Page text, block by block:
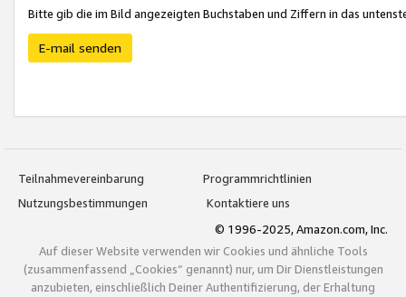
Bitte gib die im Bild angezeigten Buchstaben und Ziffern in das
E-mail senden
Teilnahmevereinbarung
Programmrichtlinien
Nutzungsbestimmungen
Kontaktiere uns
© 1996-2025, Amazon.com, Inc.
Auf dieser Website verwenden wir Cookies und ähnliche Tools
(zusammenfassend „Cookies“ genannt) nur, um Dir Dienstleistungen
anzubieten, einschließlich Deiner Authentifizierung, der Erhaltung